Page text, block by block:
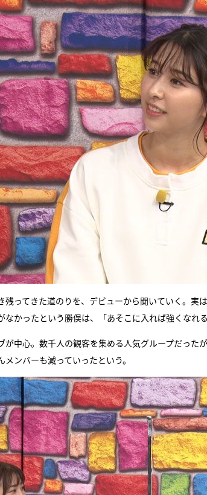
残ってきた道のりを、デビューから聞いていく。実
かったという勝俣は、「あそこに入れば強くなれ
が中心。数千人の観客を集める人気グループだった
ンバーも減っていったという。